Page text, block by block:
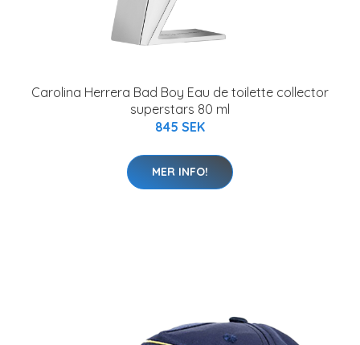
Carolina Herrera Bad Boy Eau de toilette collector
superstars 80 ml
845 SEK
MER INFO!